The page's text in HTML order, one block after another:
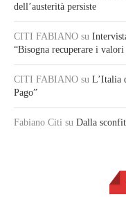
dell’austerità persiste
CITI FABIANO su
“Bisogna recuperare i
CITI FABIANO su L’Italia
Pago”
Fabiano Citi su Dalla